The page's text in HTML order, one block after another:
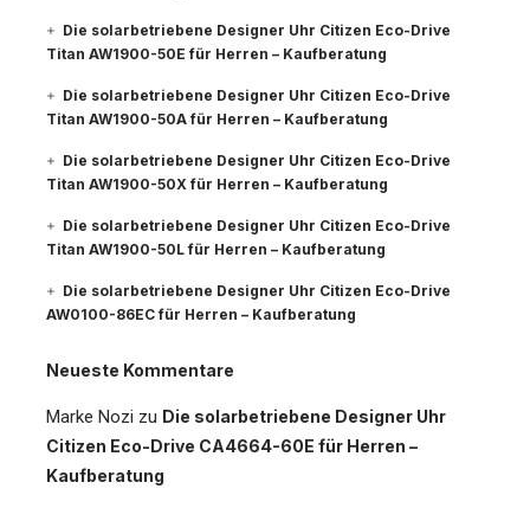
Die solarbetriebene Designer Uhr Citizen Eco-Drive
Titan AW1900-50E für Herren – Kaufberatung
Die solarbetriebene Designer Uhr Citizen Eco-Drive
Titan AW1900-50A für Herren – Kaufberatung
Die solarbetriebene Designer Uhr Citizen Eco-Drive
Titan AW1900-50X für Herren – Kaufberatung
Die solarbetriebene Designer Uhr Citizen Eco-Drive
Titan AW1900-50L für Herren – Kaufberatung
Die solarbetriebene Designer Uhr Citizen Eco-Drive
AW0100-86EC für Herren – Kaufberatung
Neueste Kommentare
Marke Nozi zu Die solarbetriebene Designer Uhr
Citizen Eco-Drive CA4664-60E für Herren –
Kaufberatung